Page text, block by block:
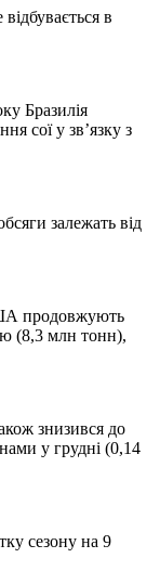
в
Бразилія
сої у зв’язку з
залежать від
продовжують
(8,3 млн тонн),
знизився до
у грудні (0,14
сезону на 9